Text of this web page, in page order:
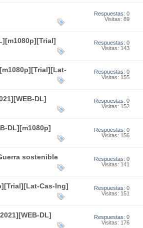
Respuestas: 0
Visitas: 89
Respuestas: 0
Visitas: 143
Respuestas: 0
Visitas: 155
DL]
Respuestas: 0
Visitas: 152
DL][m1080p]
Respuestas: 0
Visitas: 156
sostenible
Respuestas: 0
Visitas: 141
Cas-Ing]
Respuestas: 0
Visitas: 151
DL]
Respuestas: 0
Visitas: 176